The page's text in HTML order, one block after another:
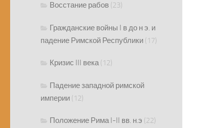
Восстание рабов (23)
Гражданские войны I в до н э. и
падение Римской Республики (17)
Кризис III века(12)
Падение западной римской
империи (12)
Положение Рима I-II вв. н.э (22)